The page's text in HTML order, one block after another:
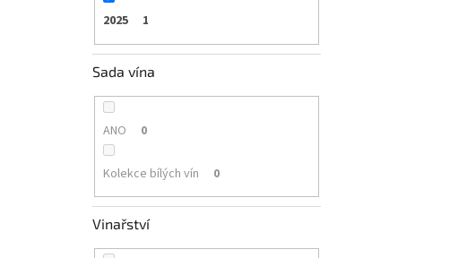
2025 1
Sada vína
ANO 0
Kolekce bílých vín 0
Vinařství